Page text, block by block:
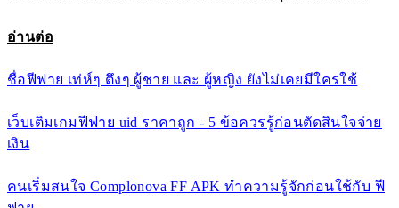
อ่านต่อ
ชื่อฟีฟาย เท่ห์ๆ ตึงๆ ผู้ชาย และ ผู้หญิง ยังไม่เคยมีใครใช้
เว็บเติมเกมฟีฟาย uid ราคาถูก - 5 ข้อควรรู้ก่อนตัดสินใจจ่าย
เงิน
คนเริ่มสนใจ Complonova FF APK ทำความรู้จักก่อนใช้กับ ฟี